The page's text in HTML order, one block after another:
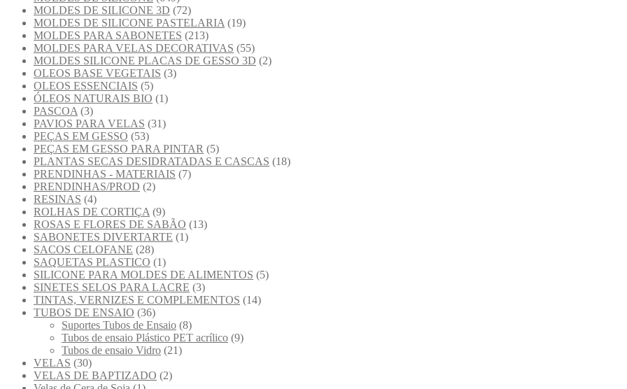
MOLDES DE SILICONE 3D (72)
MOLDES DE SILICONE PASTELARIA (19)
MOLDES PARA SABONETES (213)
MOLDES PARA VELAS DECORATIVAS (55)
MOLDES SILICONE PLACAS DE GESSO 3D (2)
OLEOS BASE VEGETAIS (3)
OLEOS ESSENCIAIS (5)
ÓLEOS NATURAIS BIO (1)
PASCOA (3)
PAVIOS PARA VELAS (31)
PEÇAS EM GESSO (53)
PEÇAS EM GESSO PARA PINTAR (5)
PLANTAS SECAS DESIDRATADAS E CASCAS (18)
PRENDINHAS - MATERIAIS (7)
PRENDINHAS/PROD (2)
RESINAS (4)
ROLHAS DE CORTIÇA (9)
ROSAS E FLORES DE SABÃO (13)
SABONETES DIVERTARTE (1)
SACOS CELOFANE (28)
SAQUETAS PLASTICO (1)
SILICONE PARA MOLDES DE ALIMENTOS (5)
SINETES SELOS PARA LACRE (3)
TINTAS, VERNIZES E COMPLEMENTOS (14)
TUBOS DE ENSAIO (36)
Suportes Tubos de Ensaio (8)
Tubos de ensaio Plástico PET acrílico (9)
Tubos de ensaio Vidro (21)
VELAS (30)
VELAS DE BAPTIZADO (2)